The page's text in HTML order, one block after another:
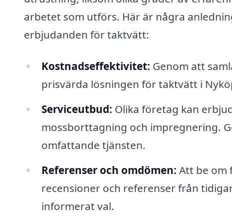
arbetet som utförs. Här är några
erbjudanden för taktvätt:
Kostnadseffektivitet: Genom att
prisvärda lösningen för taktvätt i
Serviceutbud: Olika företag kan
mossborttagning och impregnering.
omfattande tjänsten.
Referenser och omdömen: Att be om
recensioner och referenser från
informerat val.